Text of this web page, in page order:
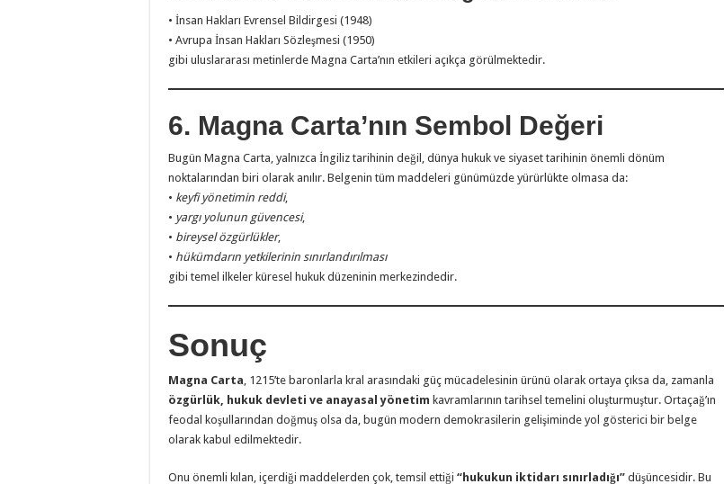
• İnsan Hakları Evrensel Bildirgesi (1948)
• Avrupa İnsan Hakları Sözleşmesi (1950)
gibi uluslararası metinlerde Magna Carta’nın etkileri açıkça görülmektedir.
6. Magna Carta’nın Sembol Değeri
Bugün Magna Carta, yalnızca İngiliz tarihinin değil, dünya hukuk ve siyaset tarihinin önemli dönüm
noktalarından biri olarak anılır. Belgenin tüm maddeleri günümüzde yürürlükte olmasa da:
• keyfi yönetimin reddi,
• yargı yolunun güvencesi,
• bireysel özgürlükler,
• hükümdarın yetkilerinin sınırlandırılması
gibi temel ilkeler küresel hukuk düzeninin merkezindedir.
Sonuç
Magna Carta , 1215’te baronlarla kral arasındaki güç mücadelesinin ürünü olarak ortaya çıksa da, zamanla
özgürlük, hukuk devleti ve anayasal yönetim kavramlarının tarihsel temelini oluşturmuştur. Ortaçağ’ın
feodal koşullarından doğmuş olsa da, bugün modern demokrasilerin gelişiminde yol gösterici bir belge
olarak kabul edilmektedir.
Onu önemli kılan, içerdiği maddelerden çok, temsil ettiği “hukukun iktidarı sınırladığı” düşüncesidir. Bu